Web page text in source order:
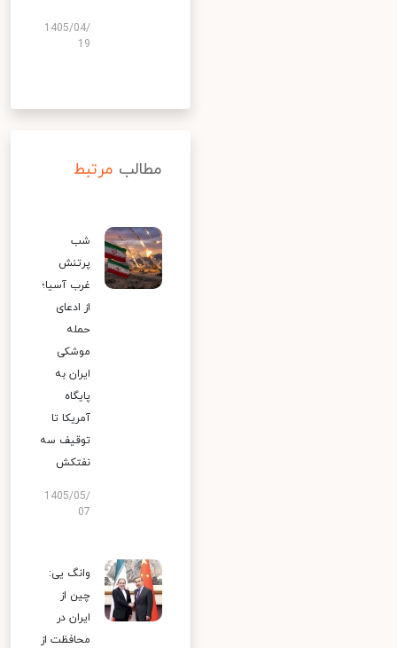
1405/04/
19
مطالب مرتبط
شب
پرتنش
غرب آسیا؛
از ادعای
حمله
موشکی
ایران به
پایگاه
آمریکا تا
توقیف سه
نفتکش
1405/05/
07
وانگ یی:
چین از
ایران در
محافظت از